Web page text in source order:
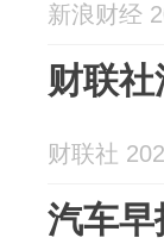
新浪财经
财联社
财联社
汽车早